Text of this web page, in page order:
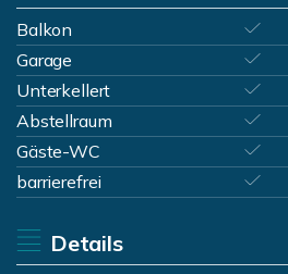
Balkon
Garage
Unterkellert
Abstellraum
Gäste-WC
barrierefrei
Details